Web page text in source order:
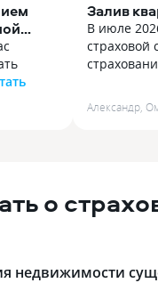
Залив
В июле
страховой
страховой
Александр
о
недвижимости